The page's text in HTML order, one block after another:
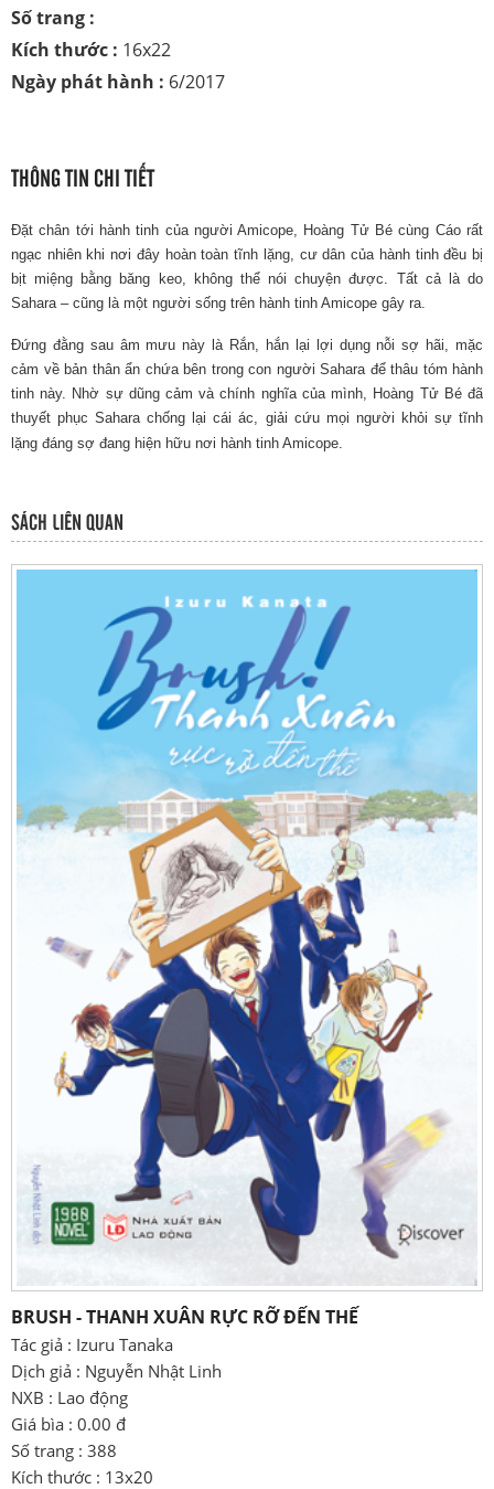
Số trang :
Kích thước : 16x22
Ngày phát hành : 6/2017
THÔNG TIN CHI TIẾT
Đặt chân tới hành tinh của người Amicope, Hoàng Tử Bé cùng Cáo rất
ngạc nhiên khi nơi đây hoàn toàn tĩnh lặng, cư dân của hành tinh đều bị
bịt miệng bằng băng keo, không thể nói chuyện được. Tất cả là do
Sahara – cũng là một người sống trên hành tinh Amicope gây ra.
Đứng đằng sau âm mưu này là Rắn, hắn lại lợi dụng nỗi sợ hãi, mặc
cảm về bản thân ẩn chứa bên trong con người Sahara để thâu tóm hành
tinh này. Nhờ sự dũng cảm và chính nghĩa của mình, Hoàng Tử Bé đã
thuyết phục Sahara chống lại cái ác, giải cứu mọi người khỏi sự tĩnh
lặng đáng sợ đang hiện hữu nơi hành tinh Amicope.
SÁCH LIÊN QUAN
BRUSH - THANH XUÂN RỰC RỠ ĐẾN THẾ
Tác giả : Izuru Tanaka
Dịch giả : Nguyễn Nhật Linh
NXB : Lao động
Giá bìa : 0.00 đ
Số trang : 388
Kích thước : 13x20